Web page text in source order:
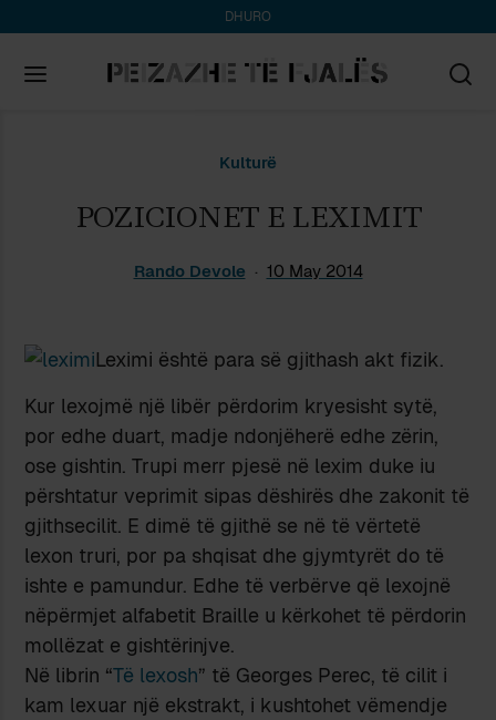
DHURO
Kulturë
POZICIONET E LEXIMIT
Rando Devole 10 May 2014
Leximi është para së gjithash akt fizik.
Kur lexojmë një libër përdorim kryesisht sytë,
por edhe duart, madje ndonjëherë edhe zërin,
ose gishtin. Trupi merr pjesë në lexim duke iu
përshtatur veprimit sipas dëshirës dhe zakonit të
gjithsecilit. E dimë të gjithë se në të vërtetë
lexon truri, por pa shqisat dhe gjymtyrët do të
ishte e pamundur. Edhe të verbërve që lexojnë
nëpërmjet alfabetit Braille u kërkohet të përdorin
mollëzat e gishtërinjve.
Në librin “Të lexosh” të Georges Perec, të cilit i
kam lexuar një ekstrakt, i kushtohet vëmendje